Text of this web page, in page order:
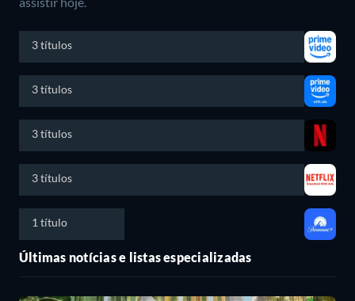
3 títulos
3 títulos
3 títulos
3 títulos
1 título
Últimas notícias e listas especializadas